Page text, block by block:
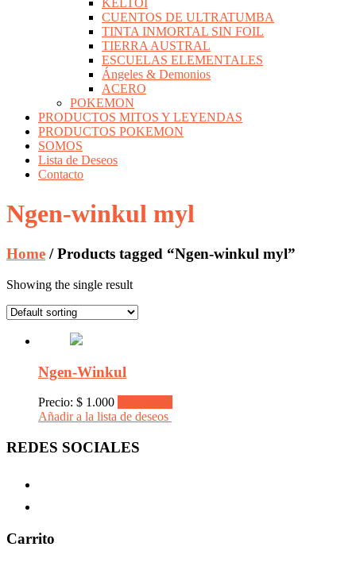
KELTOI
CUENTOS DE ULTRATUMBA
TINTA INMORTAL SIN FOIL
TIERRA AUSTRAL
ESCUELAS ELEMENTALES
Ángeles & Demonios
ACERO
POKEMON
PRODUCTOS MITOS Y LEYENDAS
PRODUCTOS POKEMON
SOMOS
Lista de Deseos
Contacto
Ngen-winkul myl
Home / Products tagged “Ngen-winkul myl”
Showing the single result
Ngen-Winkul
Precio: $ 1.000
Añadir a la lista de deseos
REDES SOCIALES
Carrito